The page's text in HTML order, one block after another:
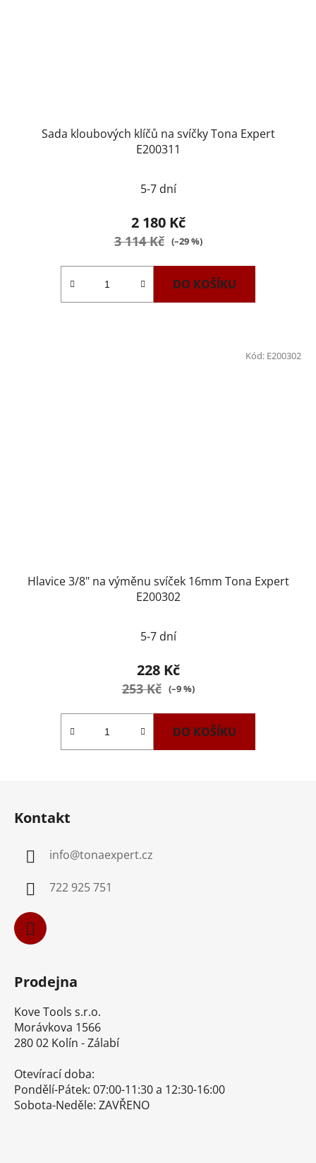
Sada kloubových klíčů na svíčky Tona Expert
E200311
5-7 dní
2 180 Kč
3 114 Kč (–29 %)
DO KOŠÍKU
Hlavice 3/8" na výměnu svíček 16mm Tona Expert
E200302
5-7 dní
228 Kč
253 Kč (–9 %)
DO KOŠÍKU
Kód: E200302
Kontakt
info@tonaexpert.cz
722 925 751
Prodejna
Kove Tools s.r.o.
Morávkova 1566
280 02 Kolín - Zálabí
Otevírací doba:
Pondělí-Pátek: 07:00-11:30 a 12:30-16:00
Sobota-Neděle: ZAVŘENO